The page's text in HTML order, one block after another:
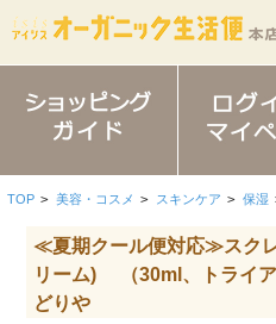
TOP > 美容・コスメ > スキンケア > 保湿
≪夏期クール便対応≫スク
リーム) （30ml、トライ
どりや